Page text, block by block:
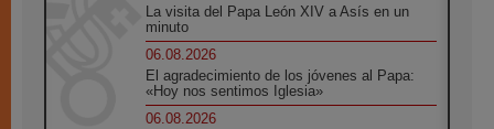
La visita del Papa León XIV a Asís en un
minuto
06.08.2026
El agradecimiento de los jóvenes al Papa:
«Hoy nos sentimos Iglesia»
06.08.2026